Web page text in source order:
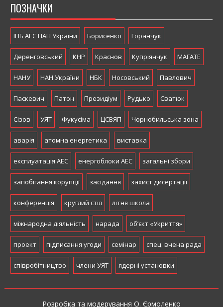
ПОЗНАЧКИ
ІПБ АЕС НАН України Борисенко Горанчук
Деренговський КНР Краснов Купріянчук МАГАТЕ
НАНУ НАН України НБК Носовський Павлович
Паскевич Патон Президіум Рудько Сватюк
Сізов УЯТ Фукусіма ЦСВЯП Чорнобильська зона
аварія атомна енергетика виставка
експлуатація АЕС енергоблоки АЕС загальні збори
запобігання корупції засідання захист дисертації
конференція круглий стіл літня школа
міжнародна діяльність нарада об’єкт «Укриття»
проект підписання угоди семінар спец. вчена рада
співробітництво члени УЯТ ядерні установки
Розробка та модерування О. Єрмоленко